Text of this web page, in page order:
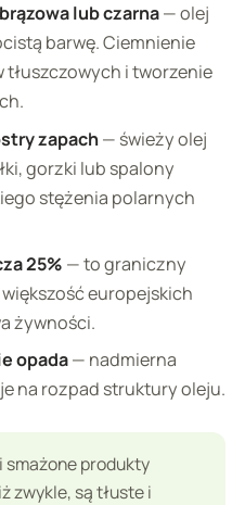
lub czarna— olej
barwę. Ciemnienie
i tworzenie
zapach— świeży olej
gorzki lub spalony
stężenia polarnych
25% — to graniczny
europejskich
żywności.
opada— nadmierna
na rozpad struktury oleju.
smażone produkty
zwykle, są tłuste i